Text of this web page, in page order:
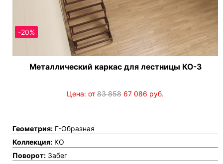
-20%
Металлический каркас для лестницы КО-3
Цена: от 83 858 67 086 руб.
Геометрия: Г-Образная
Коллекция: КО
Поворот: Забег